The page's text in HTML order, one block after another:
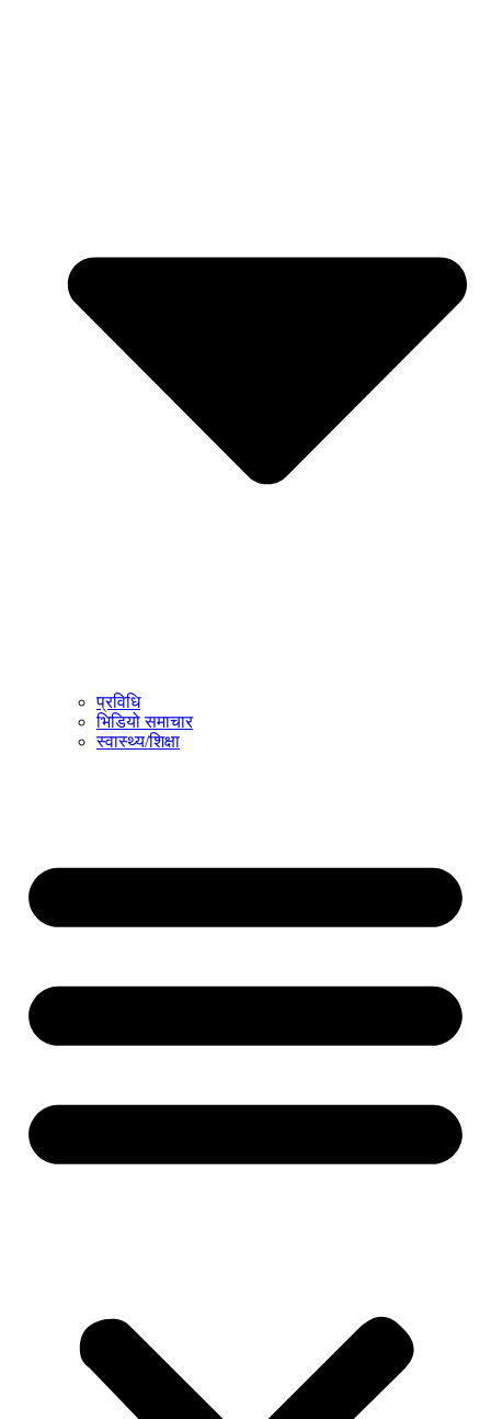
प्रविधि
भिडियो समाचार
स्वास्थ्य/शिक्षा